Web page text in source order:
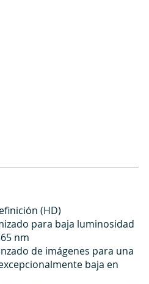
(HD)
para baja luminosidad
nm
de imágenes para una
baja en